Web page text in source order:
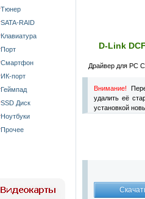
Тюнер
SATA-RAID
Клавиатура
Порт
Смартфон
ИК-порт
Геймпад
SSD Диск
Ноутбуки
Прочее
D-Link
Драйвер для PC
Внимание!
удалить её
установкой